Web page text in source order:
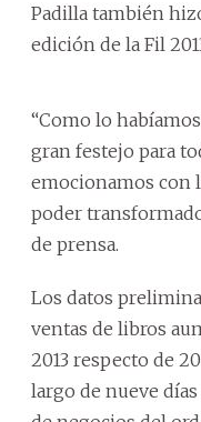
Padilla también
edición de la Fil
“Como lo
gran festejo para
emocionamos con
poder
de prensa.
Los datos
ventas de libros
2013 respecto de
largo de nueve